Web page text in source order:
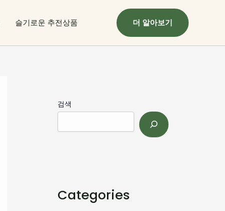
슬기로운 추전상품 더 알아보기
검색
Categories